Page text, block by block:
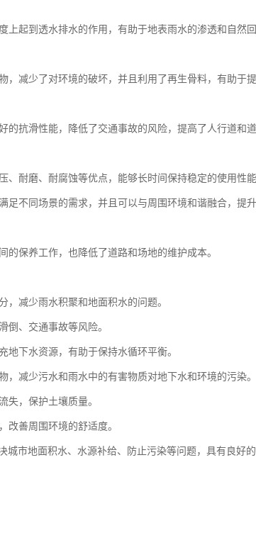
上起到透水排水的作用，有助于地表雨水的渗透和自然
减少了对环境的破坏，并且利用了再生骨料，有助于
的抗滑性能，降低了交通事故的风险，提高了人行道和
耐磨、耐腐蚀等优点，能够长时间保持稳定的使用性能
不同场景的需求，并且可以与周围环境和谐融合，提
保养工作，也降低了道路和场地的维护成本。
，减少雨水积聚和地面积水的问题。
倒、交通事故等风险。
下水资源，有助于保持水循环平衡。
减少污水和雨水中的有害物质对地下水和环境的污染。
失，保护土壤质量。
改善周围环境的舒适度。
市地面积水、水源补给、防止污染等问题，具有良好